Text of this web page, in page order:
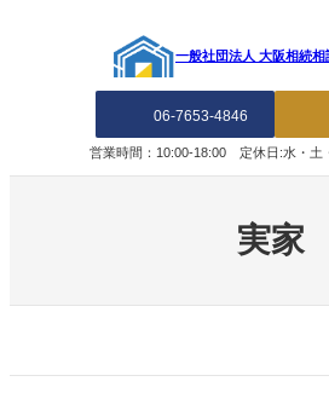
一般社団法人 大阪相続相
06-7653-4846
営業時間：10:00-18:00 定休日:水・土
実家